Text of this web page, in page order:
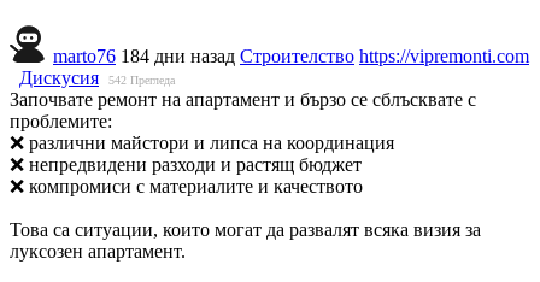
marto76 184 дни назад Строителство https://vipremonti.com
Дискусия
542 Прегледа
Започвате ремонт на апартамент и бързо се сблъсквате с
проблемите:
❌ различни майстори и липса на координация
❌ непредвидени разходи и растящ бюджет
❌ компромиси с материалите и качеството
Това са ситуации, които могат да развалят всяка визия за
луксозен апартамент.